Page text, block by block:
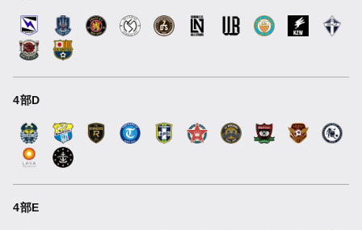
4部D
4部E